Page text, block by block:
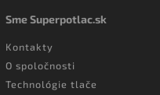
Sme Superpotlac.sk
Kontakty
O spoločnosti
Technológie tlače